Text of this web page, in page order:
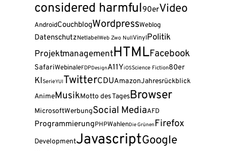
considered harmful90erVideo
AndroidCouchblogWordpressWeblog
DatenschutzNetlabelWeb Zwo NullVinylPolitik
ProjektmanagementHTMLFacebook
SafariWebinaleFDPDesignA11YiOSScience Fiction80er
KISerieYUITwitterCDUAmazonJahresrückblick
AnimeMusikMotto des TagesBrowser
MicrosoftWerbungSocial MediaAFD
ProgrammierungPHPWahlenDie GrünenFirefox
DevelopmentJavascriptGoogle